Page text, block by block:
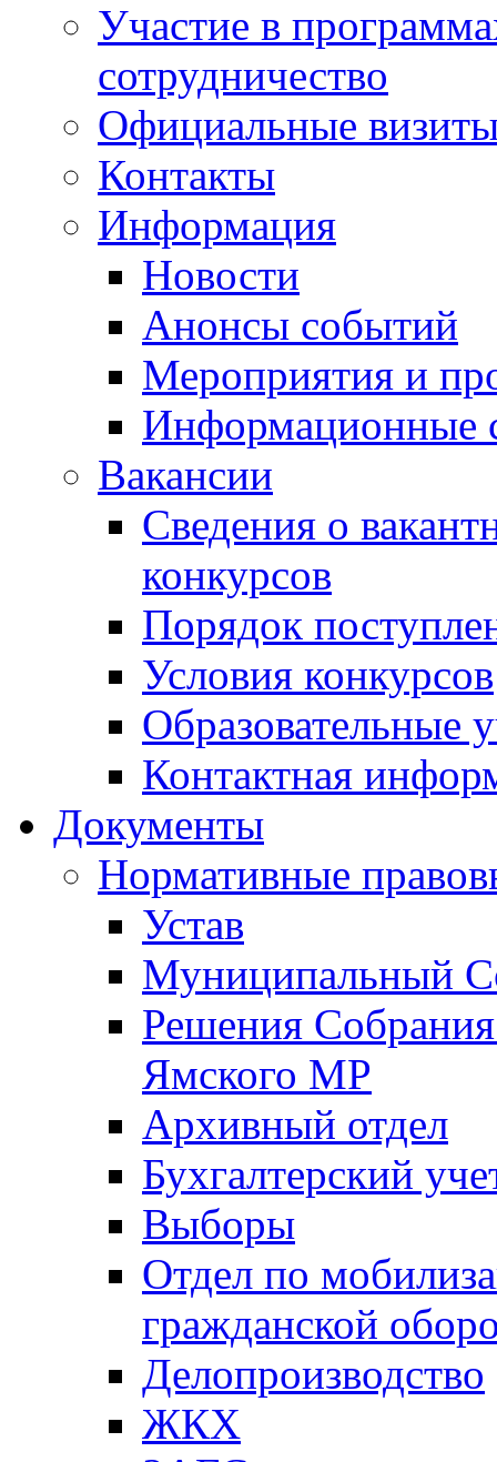
Участие в
сотрудничество
Официальные
Контакты
Информация
Новости
Анонсы событий
Мероприятия и
Информационные
Вакансии
Сведения о
конкурсов
Порядок
Условия конкурсов
Образовательные
Контактная
Документы
Нормативные
Устав
Муниципальный
Решения
Ямского МР
Архивный отдел
Бухгалтерский
Выборы
Отдел по
гражданской
Делопроизводство
ЖКХ